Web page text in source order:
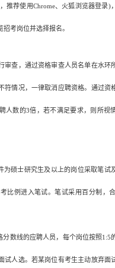
，推荐使用Chrome、火狐浏览器登录)
招考岗位并选择报名。
审查，通过资格审查人员名单在水环
符情况，一律取消应聘资格。通过资
人数的3倍，若不满足要求，则所视
为硕士研究生及以上的岗位采取笔试
比例进入笔试。笔试采用百分制，
分数线的应聘人员，每个岗位按照1:5
试人选。若某岗位有考生主动放弃面